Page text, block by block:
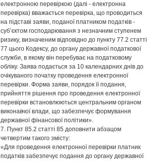
електронною перевіркою (далі - електронна
перевірка) вважається перевірка, що проводиться
на підставі заяви, поданої платником податків -
суб’єктом господарювання з незначним ступенем
ризику, визначеним відповідно до пункту 77.2 статті
77 цього Кодексу, до органу державної податкової
служби, в якому він перебуває на податковому
обліку. Заява подається за 10 календарних днів до
очікуваного початку проведення електронної
перевірки. Форма заяви, порядок її подання,
прийняття рішення про проведення електронної
перевірки встановлюються центральним органом
виконавчої влади, що забезпечує формування
державної фінансової політики».
7. Пункт 85.2 статті 85 доповнити абзацом
четвертим такого змісту:
«Для проведення електронної перевірки платник
податків забезпечує подання до органу державної